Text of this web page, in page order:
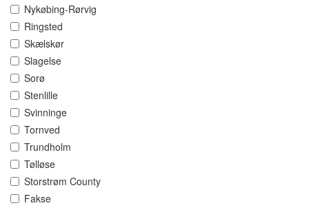
Nykøbing-Rørvig
Ringsted
Skælskør
Slagelse
Sorø
Stenlille
Svinninge
Tornved
Trundholm
Tølløse
Storstrøm County
Fakse